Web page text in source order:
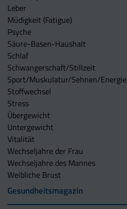
Leber
Müdigkeit (Fatigue)
Psyche
Säure-Basen-Haushalt
Schlaf
Schwangerschaft/Stillzeit
Sport/Muskulatur/Sehnen/Energie
Stoffwechsel
Stress
Übergewicht
Untergewicht
Vitalität
Wechseljahre der Frau
Wechseljahre des Mannes
Weibliche Brust
Gesundheitsmagazin